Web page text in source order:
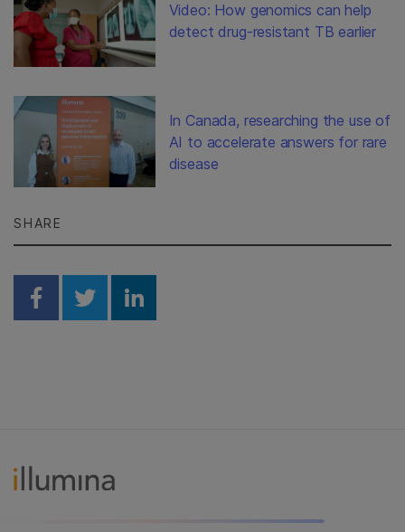
Video: How genomics can help
detect drug-resistant TB earlier
In Canada, researching the use of
AI to accelerate answers for rare
disease
SHARE
Share on Facebook
Share on Twitter
Share on Linkedin